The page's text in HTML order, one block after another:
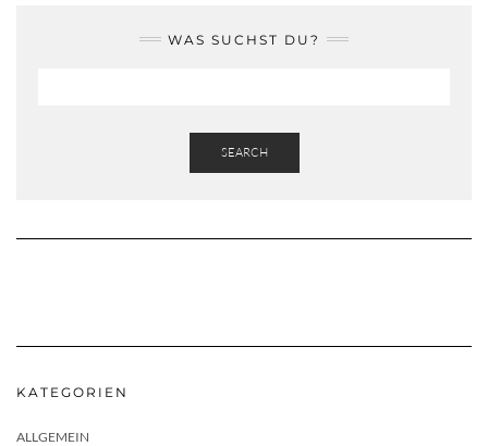
WAS SUCHST DU?
SEARCH
KATEGORIEN
ALLGEMEIN